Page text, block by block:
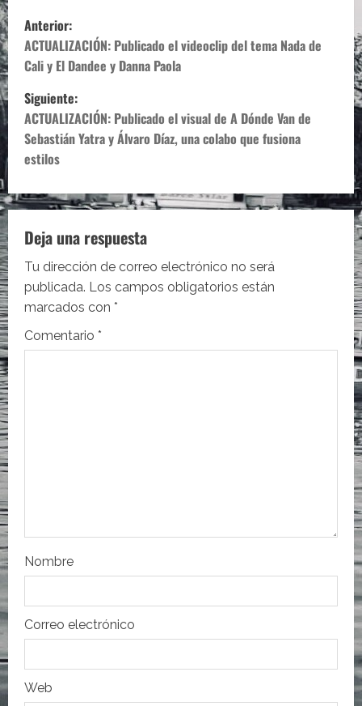
N
a
v
e
g
a
c
i
ó
n
d
r
a
d
a
s
Anterior:
ACTUALIZACIÓN: Publicado el videoclip del tema Nada de
Cali y El Dandee y Danna Paola
Siguiente:
ACTUALIZACIÓN: Publicado el visual de A Dónde Van de
Sebastián Yatra y Álvaro Díaz, una colabo que fusiona
estilos
Deja una respuesta
Tu dirección de correo electrónico no será
publicada. Los campos obligatorios están
marcados con *
Comentario *
Nombre
Correo electrónico
Web